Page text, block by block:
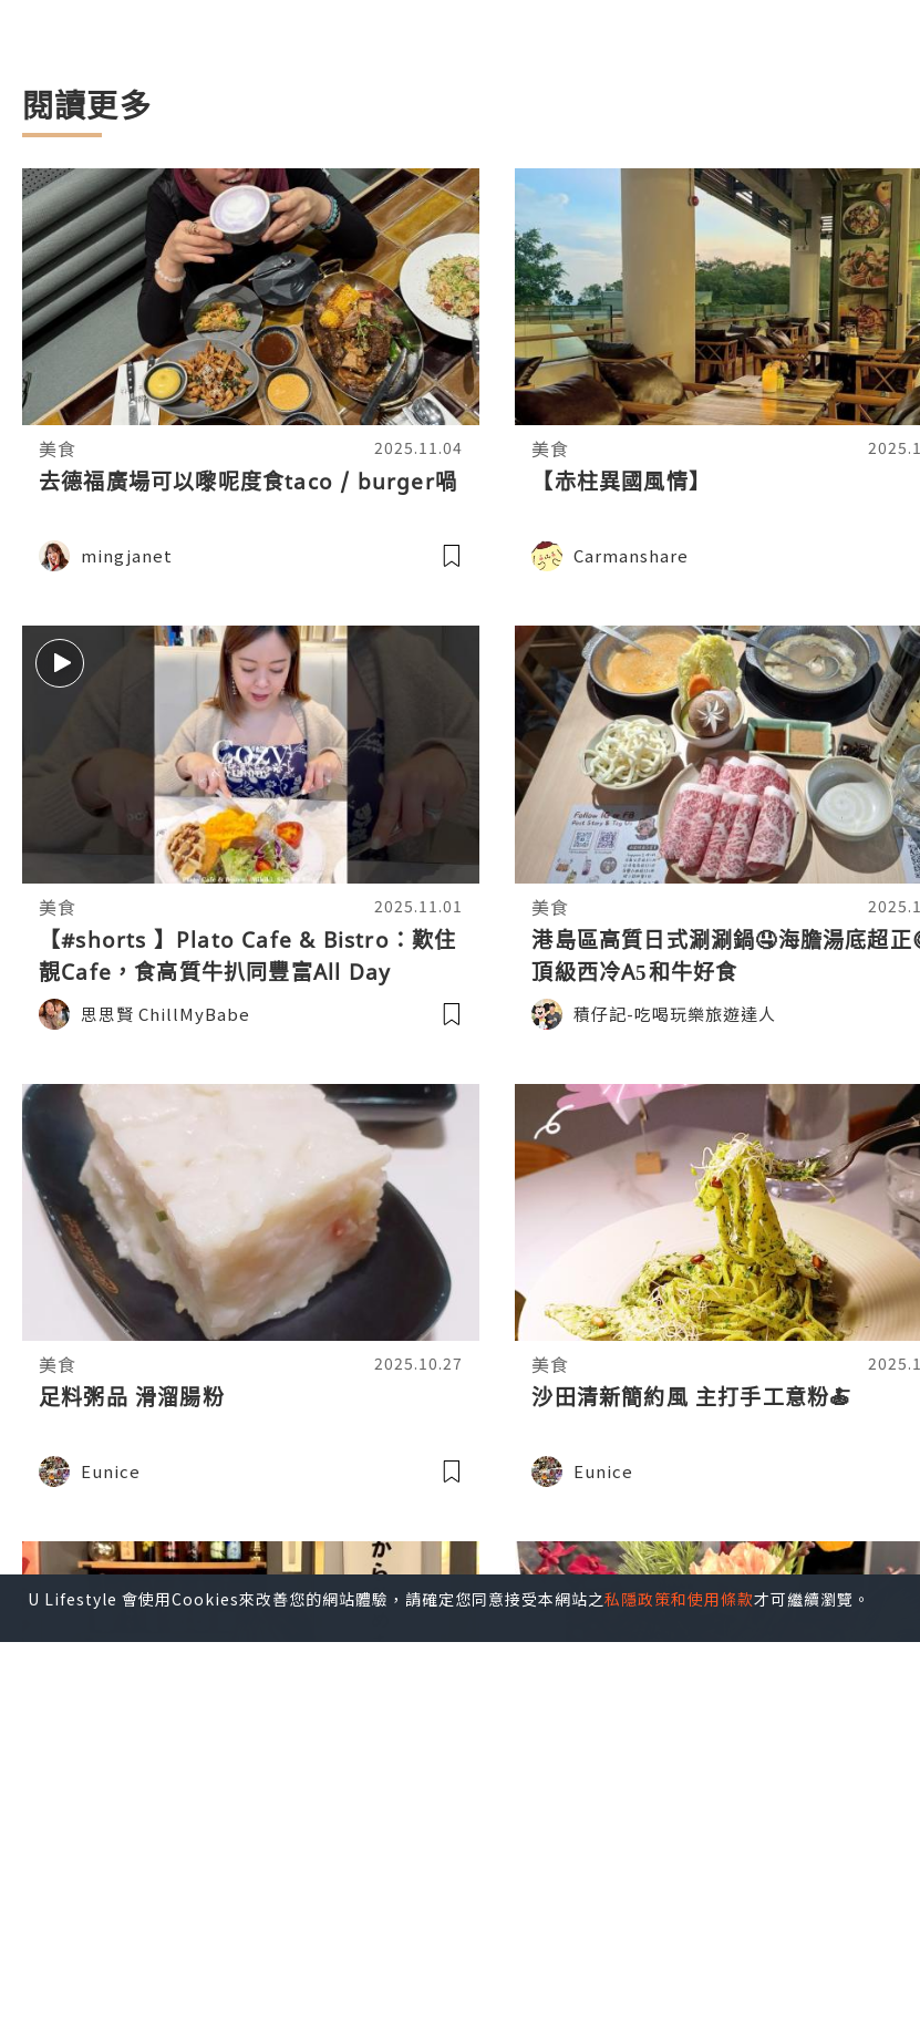
閱讀更多
美食 2025.11.04
去德福廣場可以嚟呢度食taco / burger喎
mingjanet
美食
【赤柱異國風情】
Carmanshare
美食 2025.11.01
【#shorts 】Plato Cafe & Bistro：歎住
靚Cafe，食高質牛扒同豐富All Day
Breakfast！🤩 #cafe #chill #steak
#foodie
思思賢 ChillMyBabe
美食
港島區高質日式涮涮鍋🤤海膽湯底超正
頂級西冷A5和牛好食
積仔記-吃喝玩樂旅遊達人
美食 2025.10.27
足料粥品 滑溜腸粉
Eunice
美食
沙田清新簡約風 主打手工意粉🍝
Eunice
U Lifestyle 會使用Cookies來改善您的網站體驗，請確定您同意接受本網站之私隱政策和使用條款才可繼續瀏覽。